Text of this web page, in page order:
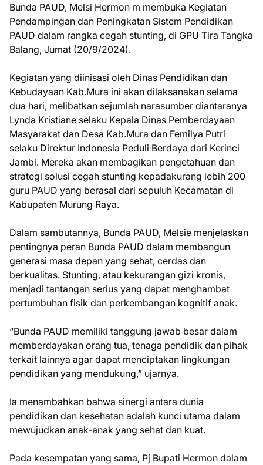
Bunda PAUD, Melsi Hermon m membuka Kegiatan
Pendampingan dan Peningkatan Sistem Pendidikan
PAUD dalam rangka cegah stunting, di GPU Tira Tangka
Balang, Jumat (20/9/2024).
Kegiatan yang diinisasi oleh Dinas Pendidikan dan
Kebudayaan Kab.Mura ini akan dilaksanakan selama
dua hari, melibatkan sejumlah narasumber diantaranya
Lynda Kristiane selaku Kepala Dinas Pemberdayaan
Masyarakat dan Desa Kab.Mura dan Femilya Putri
selaku Direktur Indonesia Peduli Berdaya dari Kerinci
Jambi. Mereka akan membagikan pengetahuan dan
strategi solusi cegah stunting kepadakurang lebih 200
guru PAUD yang berasal dari sepuluh Kecamatan di
Kabupaten Murung Raya.
Dalam sambutannya, Bunda PAUD, Melsie menjelaskan
pentingnya peran Bunda PAUD dalam membangun
generasi masa depan yang sehat, cerdas dan
berkualitas. Stunting, atau kekurangan gizi kronis,
menjadi tantangan serius yang dapat menghambat
pertumbuhan fisik dan perkembangan kognitif anak.
“Bunda PAUD memiliki tanggung jawab besar dalam
memberdayakan orang tua, tenaga pendidik dan pihak
terkait lainnya agar dapat menciptakan lingkungan
pendidikan yang mendukung,” ujarnya.
Ia menambahkan bahwa sinergi antara dunia
pendidikan dan kesehatan adalah kunci utama dalam
mewujudkan anak-anak yang sehat dan kuat.
Pada kesempatan yang sama, Pj Bupati Hermon dalam